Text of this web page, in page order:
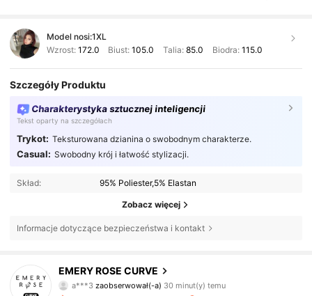
Model nosi:1XL
Wzrost: 172.0 Biust:105.0 Talia: 85.0 Biodra: 115.0
Szczegóły Produktu
Charakterystyka sztucznej inteligencji
Tekst oparty na szczegółach
Trykot: Teksturowana dzianina o swobodnym charakterze.
Casual: Swobodny krój i łatwość stylizacji.
Skład: 95% Poliester,5% Elastan
Zobacz więcej
Informacje dotyczące bezpieczeństwa i kontakt
EMERY ROSE CURVE
a***3 zaobserwował(-a)30 minut(y) temu
d***3 przegląda